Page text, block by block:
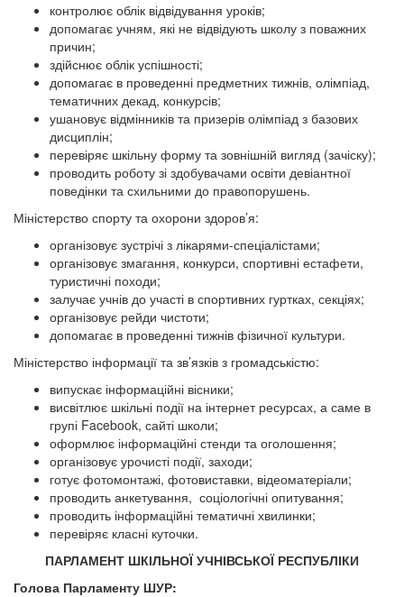
контролює облік відвідування уроків;
допомагає учням, які не відвідують школу з поважних
причин;
здійснює облік успішності;
допомагає в проведенні предметних тижнів, олімпіад,
тематичних декад, конкурсів;
ушановує відмінників та призерів олімпіад з базових
дисциплін;
перевіряє шкільну форму та зовнішній вигляд (зачіску);
проводить роботу зі здобувачами освіти девіантної
поведінки та схильними до правопорушень.
Міністерство спорту та охорони здоров’я:
організовує зустрічі з лікарями-спеціалістами;
організовує змагання, конкурси, спортивні естафети,
туристичні походи;
залучає учнів до участі в спортивних гуртках, секціях;
організовує рейди чистоти;
допомагає в проведенні тижнів фізичної культури.
Міністерство інформації та зв’язків з громадськістю:
випускає інформаційні вісники;
висвітлює шкільні події на інтернет ресурсах, а саме в
групі Facebook, сайті школи;
оформлює інформаційні стенди та оголошення;
організовує урочисті події, заходи;
готує фотомонтажі, фотовиставки, відеоматеріали;
проводить анкетування, соціологічні опитування;
проводить інформаційні тематичні хвилинки;
перевіряє класні куточки.
ПАРЛАМЕНТ ШКІЛЬНОЇ УЧНІВСЬКОЇ РЕСПУБЛІКИ
Голова Парламенту ШУР: